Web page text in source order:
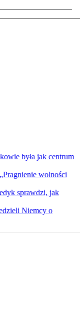
była jak centrum
wolności
sprawdzi, jak
Niemcy o